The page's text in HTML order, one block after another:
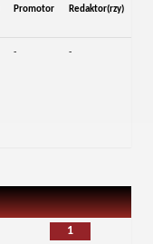
Promotor Redaktor(rzy)
- -
1